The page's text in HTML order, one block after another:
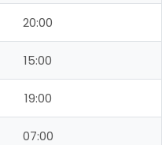
20:00
15:00
19:00
07:00